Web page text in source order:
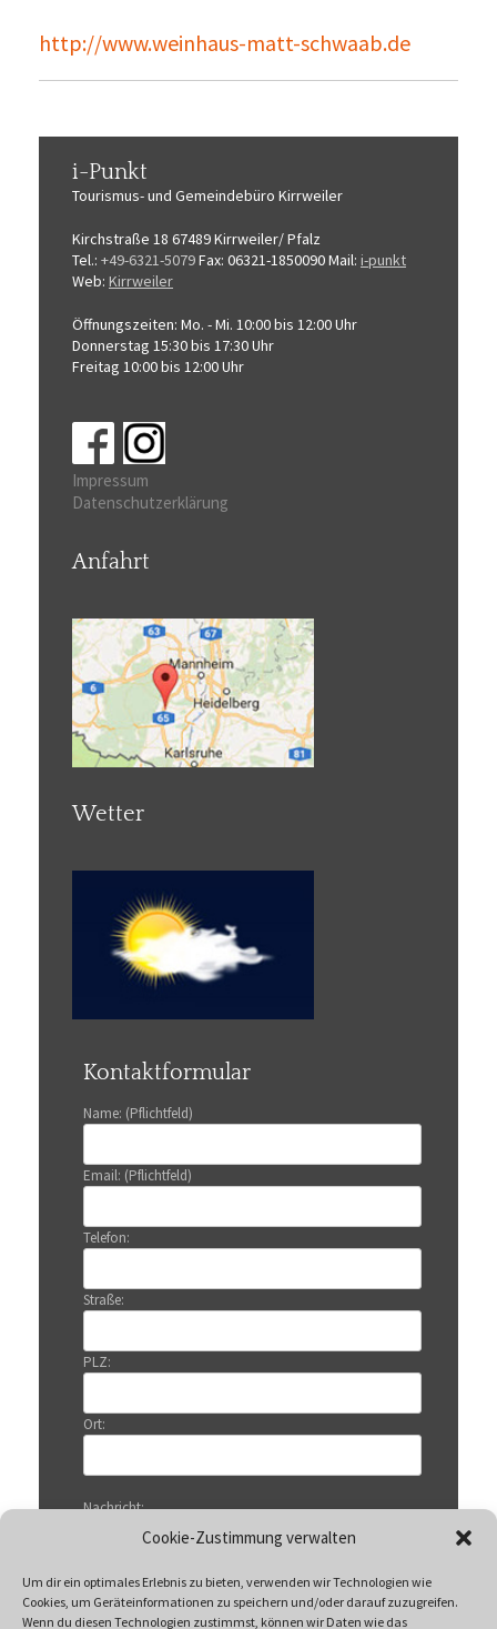
Cookie-Zustimmung verwalten
Um dir ein optimales Erlebnis zu bieten, verwenden wir Technologien wie
Cookies, um Geräteinformationen zu speichern und/oder darauf zuzugreifen.
Wenn du diesen Technologien zustimmst, können wir Daten wie das
http://www.weinhaus-matt-schwaab.de
i-Punkt
Tourismus-und Gemeindebüro Kirrweiler
Kirchstraße 18 67489 Kirrweiler/ Pfalz
Tel.: +49-6321-5079Fax: 06321-1850090Mail: i-punkt
Web: Kirrweiler
Öffnungszeiten: Mo. - Mi. 10:00 bis 12:00 Uhr
Donnerstag 15:30 bis 17:30 Uhr
Freitag 10:00 bis 12:00 Uhr
Impressum
Datenschutzerklärung
Anfahrt
Wetter
Kontaktformular
Name: (Pflichtfeld)
Email: (Pflichtfeld)
Telefon:
Straße:
PLZ:
Ort:
Nachricht: